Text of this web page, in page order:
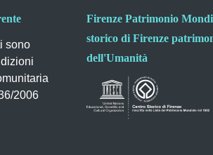
sono
2006
Firenze Patrimonio
storico di Firenze
dell'Umanità